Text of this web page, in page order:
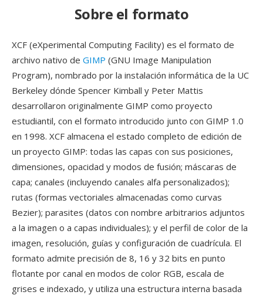
Sobre el formato
XCF (eXperimental Computing Facility) es el formato de
archivo nativo de GIMP (GNU Image Manipulation
Program), nombrado por la instalación informática de la UC
Berkeley dónde Spencer Kimball y Peter Mattis
desarrollaron originalmente GIMP como proyecto
estudiantil, con el formato introducido junto con GIMP 1.0
en 1998. XCF almacena el estado completo de edición de
un proyecto GIMP: todas las capas con sus posiciones,
dimensiones, opacidad y modos de fusión; máscaras de
capa; canales (incluyendo canales alfa personalizados);
rutas (formas vectoriales almacenadas como curvas
Bezier); parasites (datos con nombre arbitrarios adjuntos
a la imagen o a capas individuales); y el perfil de color de la
imagen, resolución, guías y configuración de cuadrícula. El
formato admite precisión de 8, 16 y 32 bits en punto
flotante por canal en modos de color RGB, escala de
grises e indexado, y utiliza una estructura interna basada